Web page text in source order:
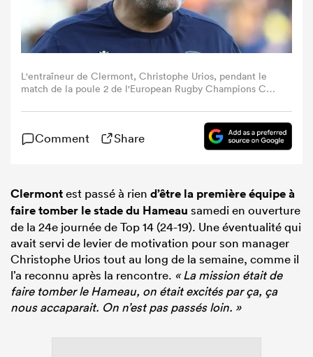
L'entraîneur de Clermont, Christophe Urios, pendant le
match de la poule 2 de l'European Rugby Champions Cup
Michelin de Clermont-Ferrand, le 7 décembre 2024.
(Photo by Alex MARTIN / AFP) (Photo by ALEX
MARTIN/AFP via Getty Images)
Comment Share
Clermontest passé à rien d’être la première équipe à
faire tomber le stade du Hameau samedi en ouverture
de la 24e journée de Top 14 (24-19). Une éventualité qui
avait servi de levier de motivation pour son manager
Christophe Urios tout au long de la semaine, comme il
l’a reconnu après la rencontre. « La mission était de
faire tomber le Hameau, on était excités par ça, ça
nous accaparait. On n’est pas passés loin. »